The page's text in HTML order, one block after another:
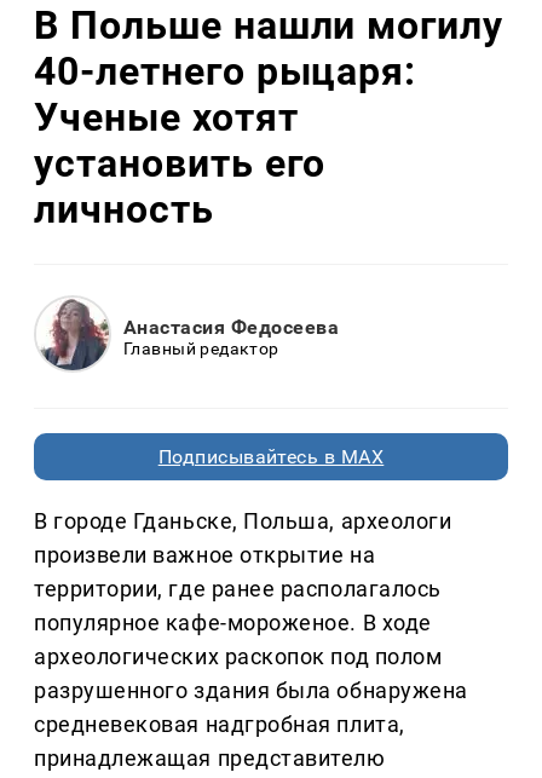
В Польше нашли могилу
40-летнего рыцаря:
Ученые хотят
установить его
личность
Анастасия Федосеева
Главный редактор
Подписывайтесь в MAX
В городе Гданьске, Польша, археологи
произвели важное открытие на
территории, где ранее располагалось
популярное кафе-мороженое. В ходе
археологических раскопок под полом
разрушенного здания была обнаружена
средневековая надгробная плита,
принадлежащая представителю